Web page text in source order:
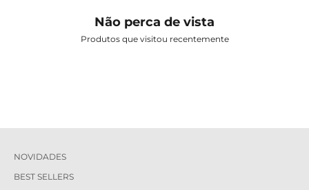
Não perca de vista
Produtos que visitou recentemente
NOVIDADES
BEST SELLERS